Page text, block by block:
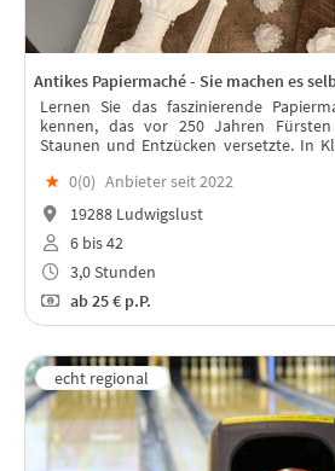
Antikes Papiermaché - Sie machen es
Lernen Sie das faszinierende
kennen, das vor 250 Jahren
Staunen und Entzücken versetzte. In
mit Stolz erfüllen!
★ 0(0) Anbieter seit 2022
19288 Ludwigslust
6 bis 42
3,0 Stunden
ab25 € p.P.